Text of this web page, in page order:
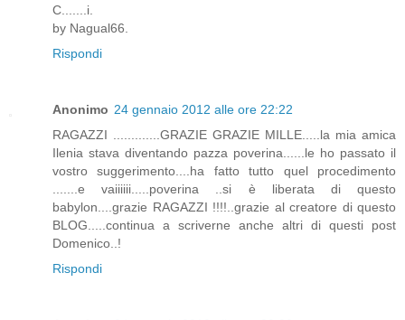
C.......i.
by Nagual66.
Rispondi
Anonimo 24 gennaio 2012 alle ore 22:22
RAGAZZI .............GRAZIE GRAZIE MILLE.....la mia amica
Ilenia stava diventando pazza poverina......le ho passato il
vostro suggerimento....ha fatto tutto quel procedimento
.......e vaiiiiii.....poverina ..si è liberata di questo
babylon....grazie RAGAZZI !!!!..grazie al creatore di questo
BLOG.....continua a scriverne anche altri di questi post
Domenico..!
Rispondi